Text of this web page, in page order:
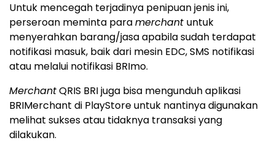
Untuk mencegah terjadinya penipuan jenis ini,
perseroan meminta paramerchant untuk
menyerahkan barang/jasa apabila sudah terdapat
notifikasi masuk, baik dari mesin EDC, SMS notifikasi
atau melalui notifikasi BRImo.
MerchantQRIS BRI juga bisa mengunduh aplikasi
BRIMerchant di PlayStore untuk nantinya digunakan
melihat sukses atau tidaknya transaksi yang
dilakukan.